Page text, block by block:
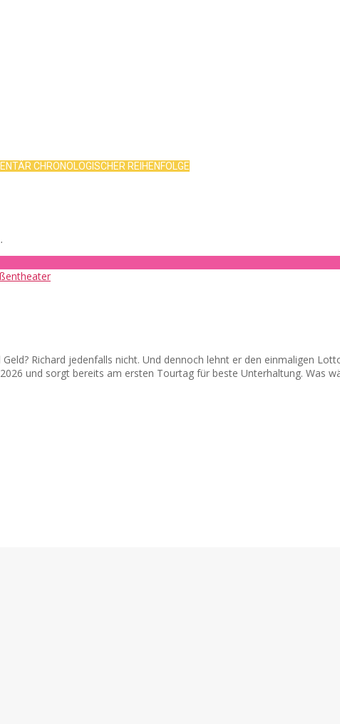
CHRONOLOGISCHER REIHENFOLGE
Richard jedenfalls nicht. Und dennoch lehnt er den einmaligen
und sorgt bereits am ersten Tourtag für beste Unterhaltung. Was